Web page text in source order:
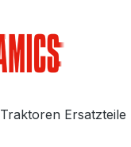
Traktoren Ersatzteile